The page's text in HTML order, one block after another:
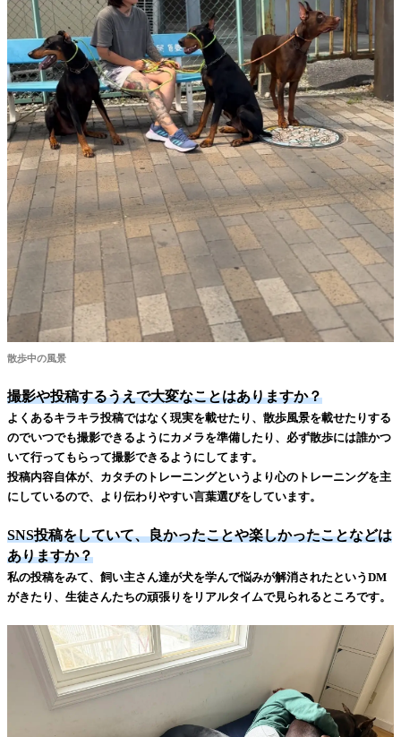
散歩中の風景
撮影や投稿するうえで大変なことはありますか？
よくあるキラキラ投稿ではなく現実を載せたり、散歩風景を載せたりする
のでいつでも撮影できるようにカメラを準備したり、必ず散歩には誰かつ
いて行ってもらって撮影できるようにしてます。
投稿内容自体が、カタチのトレーニングというより心のトレーニングを主
にしているので、より伝わりやすい言葉選びをしています。
SNS投稿をしていて、良かったことや楽しかったことなどは
ありますか？
私の投稿をみて、飼い主さん達が犬を学んで悩みが解消されたというDM
がきたり、生徒さんたちの頑張りをリアルタイムで見られるところです。